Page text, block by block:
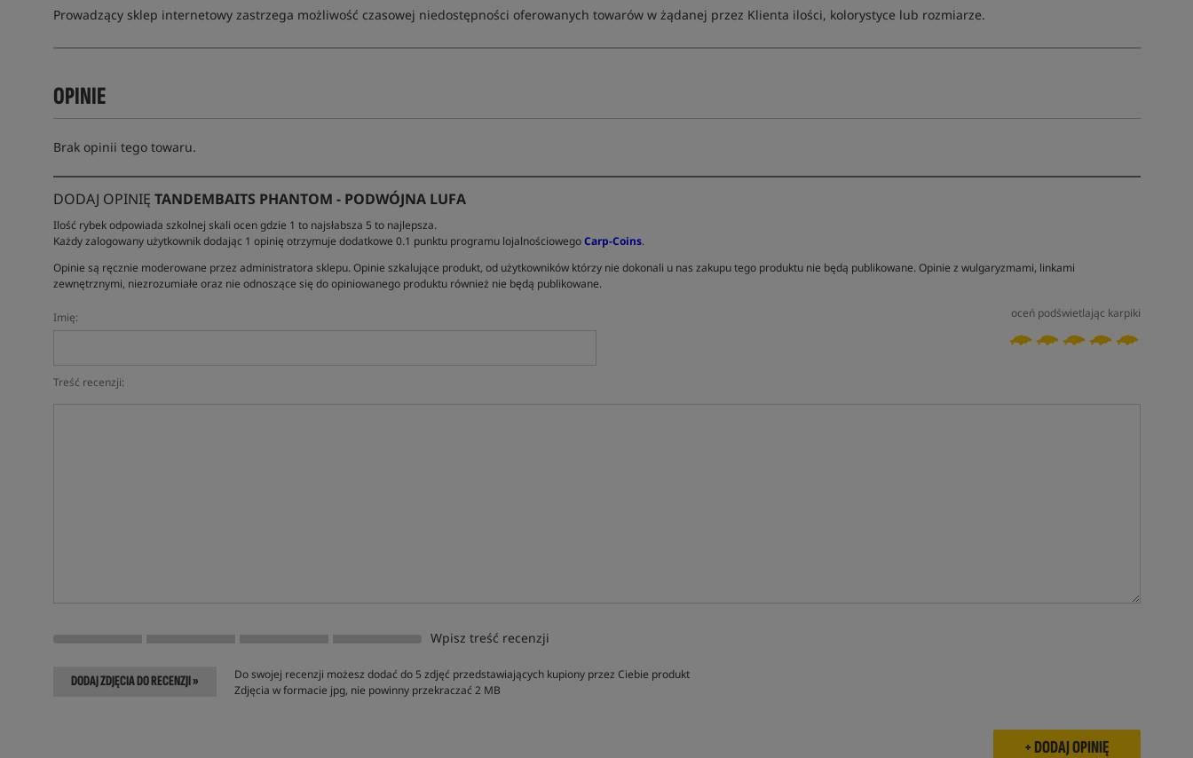
Prowadzący sklep internetowy zastrzega możliwość czasowej niedostępności oferowanych towarów w żądanej przez Klienta ilości, kolorystyce lub rozmiarze.
OPINIE
Brak opinii tego towaru.
DODAJ OPINIĘ TANDEMBAITS PHANTOM - PODWÓJNA LUFA
Ilość rybek odpowiada szkolnej skali ocen gdzie 1 to najsłabsza 5 to najlepsza.
Każdy zalogowany użytkownik dodając 1 opinię otrzymuje dodatkowe 0.1 punktu programu lojalnościowegoCarp-Coins.
Opinie są ręcznie moderowane przez administratora sklepu. Opinie szkalujące produkt, od użytkowników którzy nie dokonali u nas zakupu tego produktu nie będą publikowane. Opinie z wulgaryzmami, linkami
zewnętrznymi, niezrozumiałe oraz nie odnoszące się do opiniowanego produktu również nie będą publikowane.
oceń podświetlając karpiki
Imię:
Treść recenzji:
Wpisz treść recenzji
DODAJ ZDJĘCIA DO RECENZJI »
Do swojej recenzji możesz dodać do 5 zdjęć przedstawiających kupiony przez Ciebie produkt
Zdjęcia w formacie jpg, nie powinny przekraczać 2 MB